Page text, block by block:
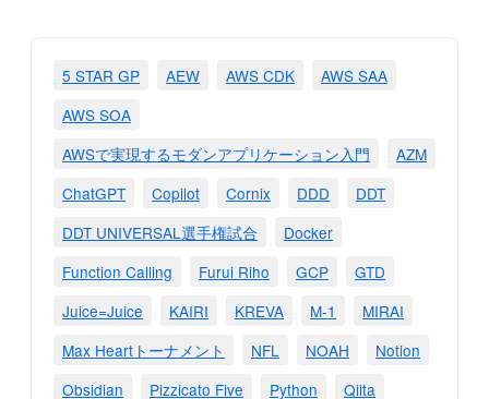
5 STAR GP AEW AWS CDK
AWS SAA
AWS SOA
AWSで実現するモダンアプリケーション入門
AZM
ChatGPT
Copilot Cornix DDD
DDT
DDT UNIVERSAL選手権試合
Docker
Function Calling
Furui Riho GCP
GTD
Juice=Juice
KAIRI KREVA M-1
MIRAI
Max Heartトーナメント
NFL NOAH
Notion
Obsidian
Pizzicato Five Python Qiita